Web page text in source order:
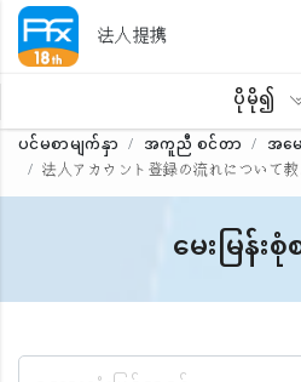
法人提携
ပိုမို၍
ပင်မစာမျက်နှာ အကူညီ စင်တာ
အမေ
法人アカウント登録の流れについて
မေးမြန်း